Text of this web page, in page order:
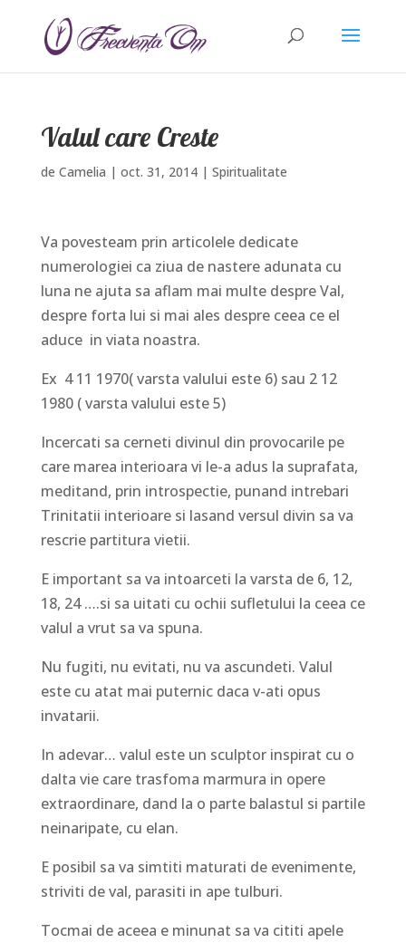
Valul care Creste
de Camelia | oct. 31, 2014| Spiritualitate
Va povesteam prin articolele dedicate
numerologiei ca ziua de nastere adunata cu
luna ne ajuta sa aflam mai multe despre Val,
despre forta lui si mai ales despre ceea ce el
aduce in viata noastra.
Ex 4 11 1970( varsta valului este 6) sau 2 12
1980 ( varsta valului este 5)
Incercati sa cerneti divinul din provocarile pe
care marea interioara vi le-a adus la suprafata,
meditand, prin introspectie, punand intrebari
Trinitatii interioare si lasand versul divin sa va
rescrie partitura vietii.
E important sa va intoarceti la varsta de 6, 12,
18, 24 ….si sa uitati cu ochii sufletului la ceea ce
valul a vrut sa va spuna.
Nu fugiti, nu evitati, nu va ascundeti. Valul
este cu atat mai puternic daca v-ati opus
invatarii.
In adevar… valul este un sculptor inspirat cu o
dalta vie care trasfoma marmura in opere
extraordinare, dand la o parte balastul si partile
neinaripate, cu elan.
E posibil sa va simtiti maturati de evenimente,
striviti de val, parasiti in ape tulburi.
Tocmai de aceea e minunat sa va cititi apele